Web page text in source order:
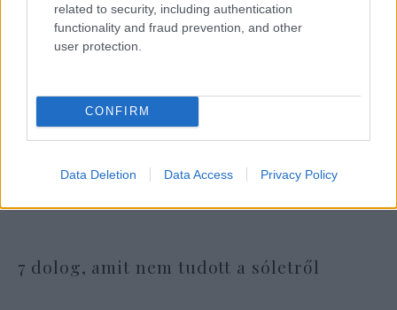
related to security, including authentication
functionality and fraud prevention, and other
user protection.
CONFIRM
Data Deletion Data Access Privacy Policy
7 dolog, amit nem tudott a sóletről